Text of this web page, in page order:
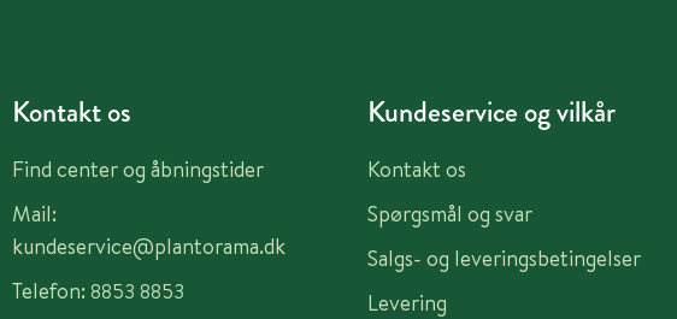
Kontakt os
Find center og åbningstider
Mail:
kundeservice@plantorama.dk
Telefon: 8853 8853
Kundeservice og vilkår
Kontakt os
Spørgsmål og svar
Salgs- og leveringsbetingelser
Levering